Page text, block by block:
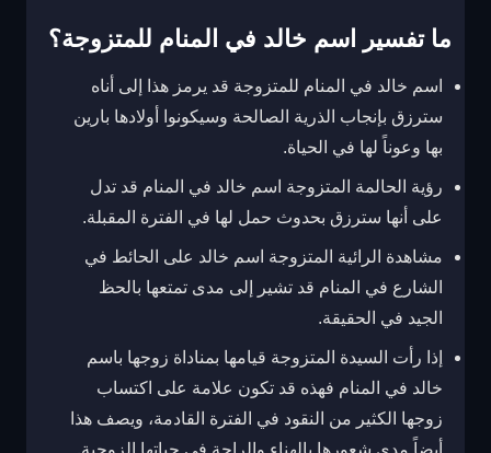
ما تفسير اسم خالد في المنام للمتزوجة؟
اسم خالد في المنام للمتزوجة قد يرمز هذا إلى أناه
سترزق بإنجاب الذرية الصالحة وسيكونوا أولادها بارين
بها وعوناً لها في الحياة.
رؤية الحالمة المتزوجة اسم خالد في المنام قد تدل
على أنها سترزق بحدوث حمل لها في الفترة المقبلة.
مشاهدة الرائية المتزوجة اسم خالد على الحائط في
الشارع في المنام قد تشير إلى مدى تمتعها بالحظ
الجيد في الحقيقة.
إذا رأت السيدة المتزوجة قيامها بمناداة زوجها باسم
خالد في المنام فهذه قد تكون علامة على اكتساب
زوجها الكثير من النقود في الفترة القادمة، ويصف هذا